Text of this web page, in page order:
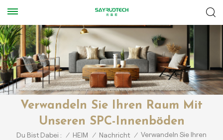
Verwandeln Sie Ihren Raum Mit
Unseren SPC-Innenböden
Du Bist Dabei : / HEIM / Nachricht / Verwandeln Sie Ihren